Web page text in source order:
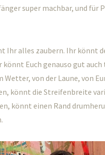
super machbar, und für
Ihr alles zaubern. Ihr könnt
könnt Euch genauso gut
Wetter, von der Laune, von
könnt die Streifenbreite
könnt einen Rand